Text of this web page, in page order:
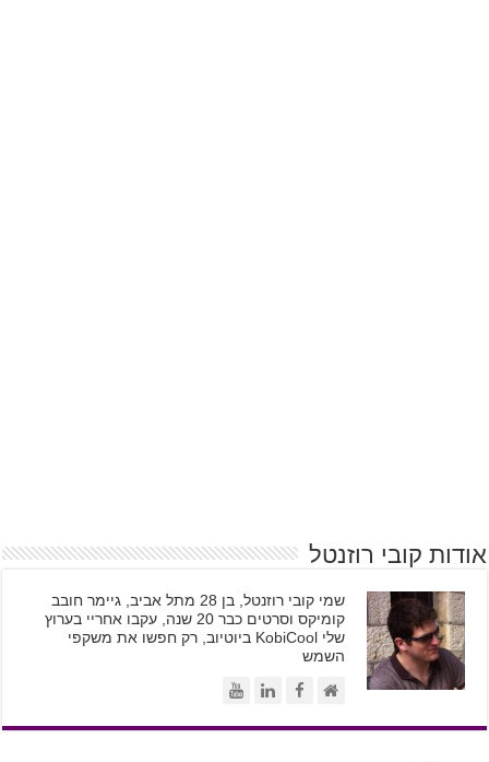
אודות קובי רוזנטל
שמי קובי רוזנטל, בן 28 מתל אביב, גיימר חובב
קומיקס וסרטים כבר 20 שנה, עקבו אחריי בערוץ
שלי KobiCool ביוטיוב, רק חפשו את משקפי
השמש